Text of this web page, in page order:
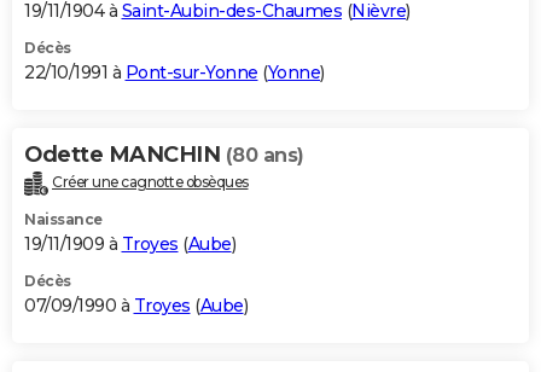
19/11/1904 à Saint-Aubin-des-Chaumes (Nièvre)
Décès
22/10/1991 à Pont-sur-Yonne (Yonne)
Odette MANCHIN (80 ans)
Créer une cagnotte obsèques
Naissance
19/11/1909 à Troyes (Aube)
Décès
07/09/1990 à Troyes (Aube)